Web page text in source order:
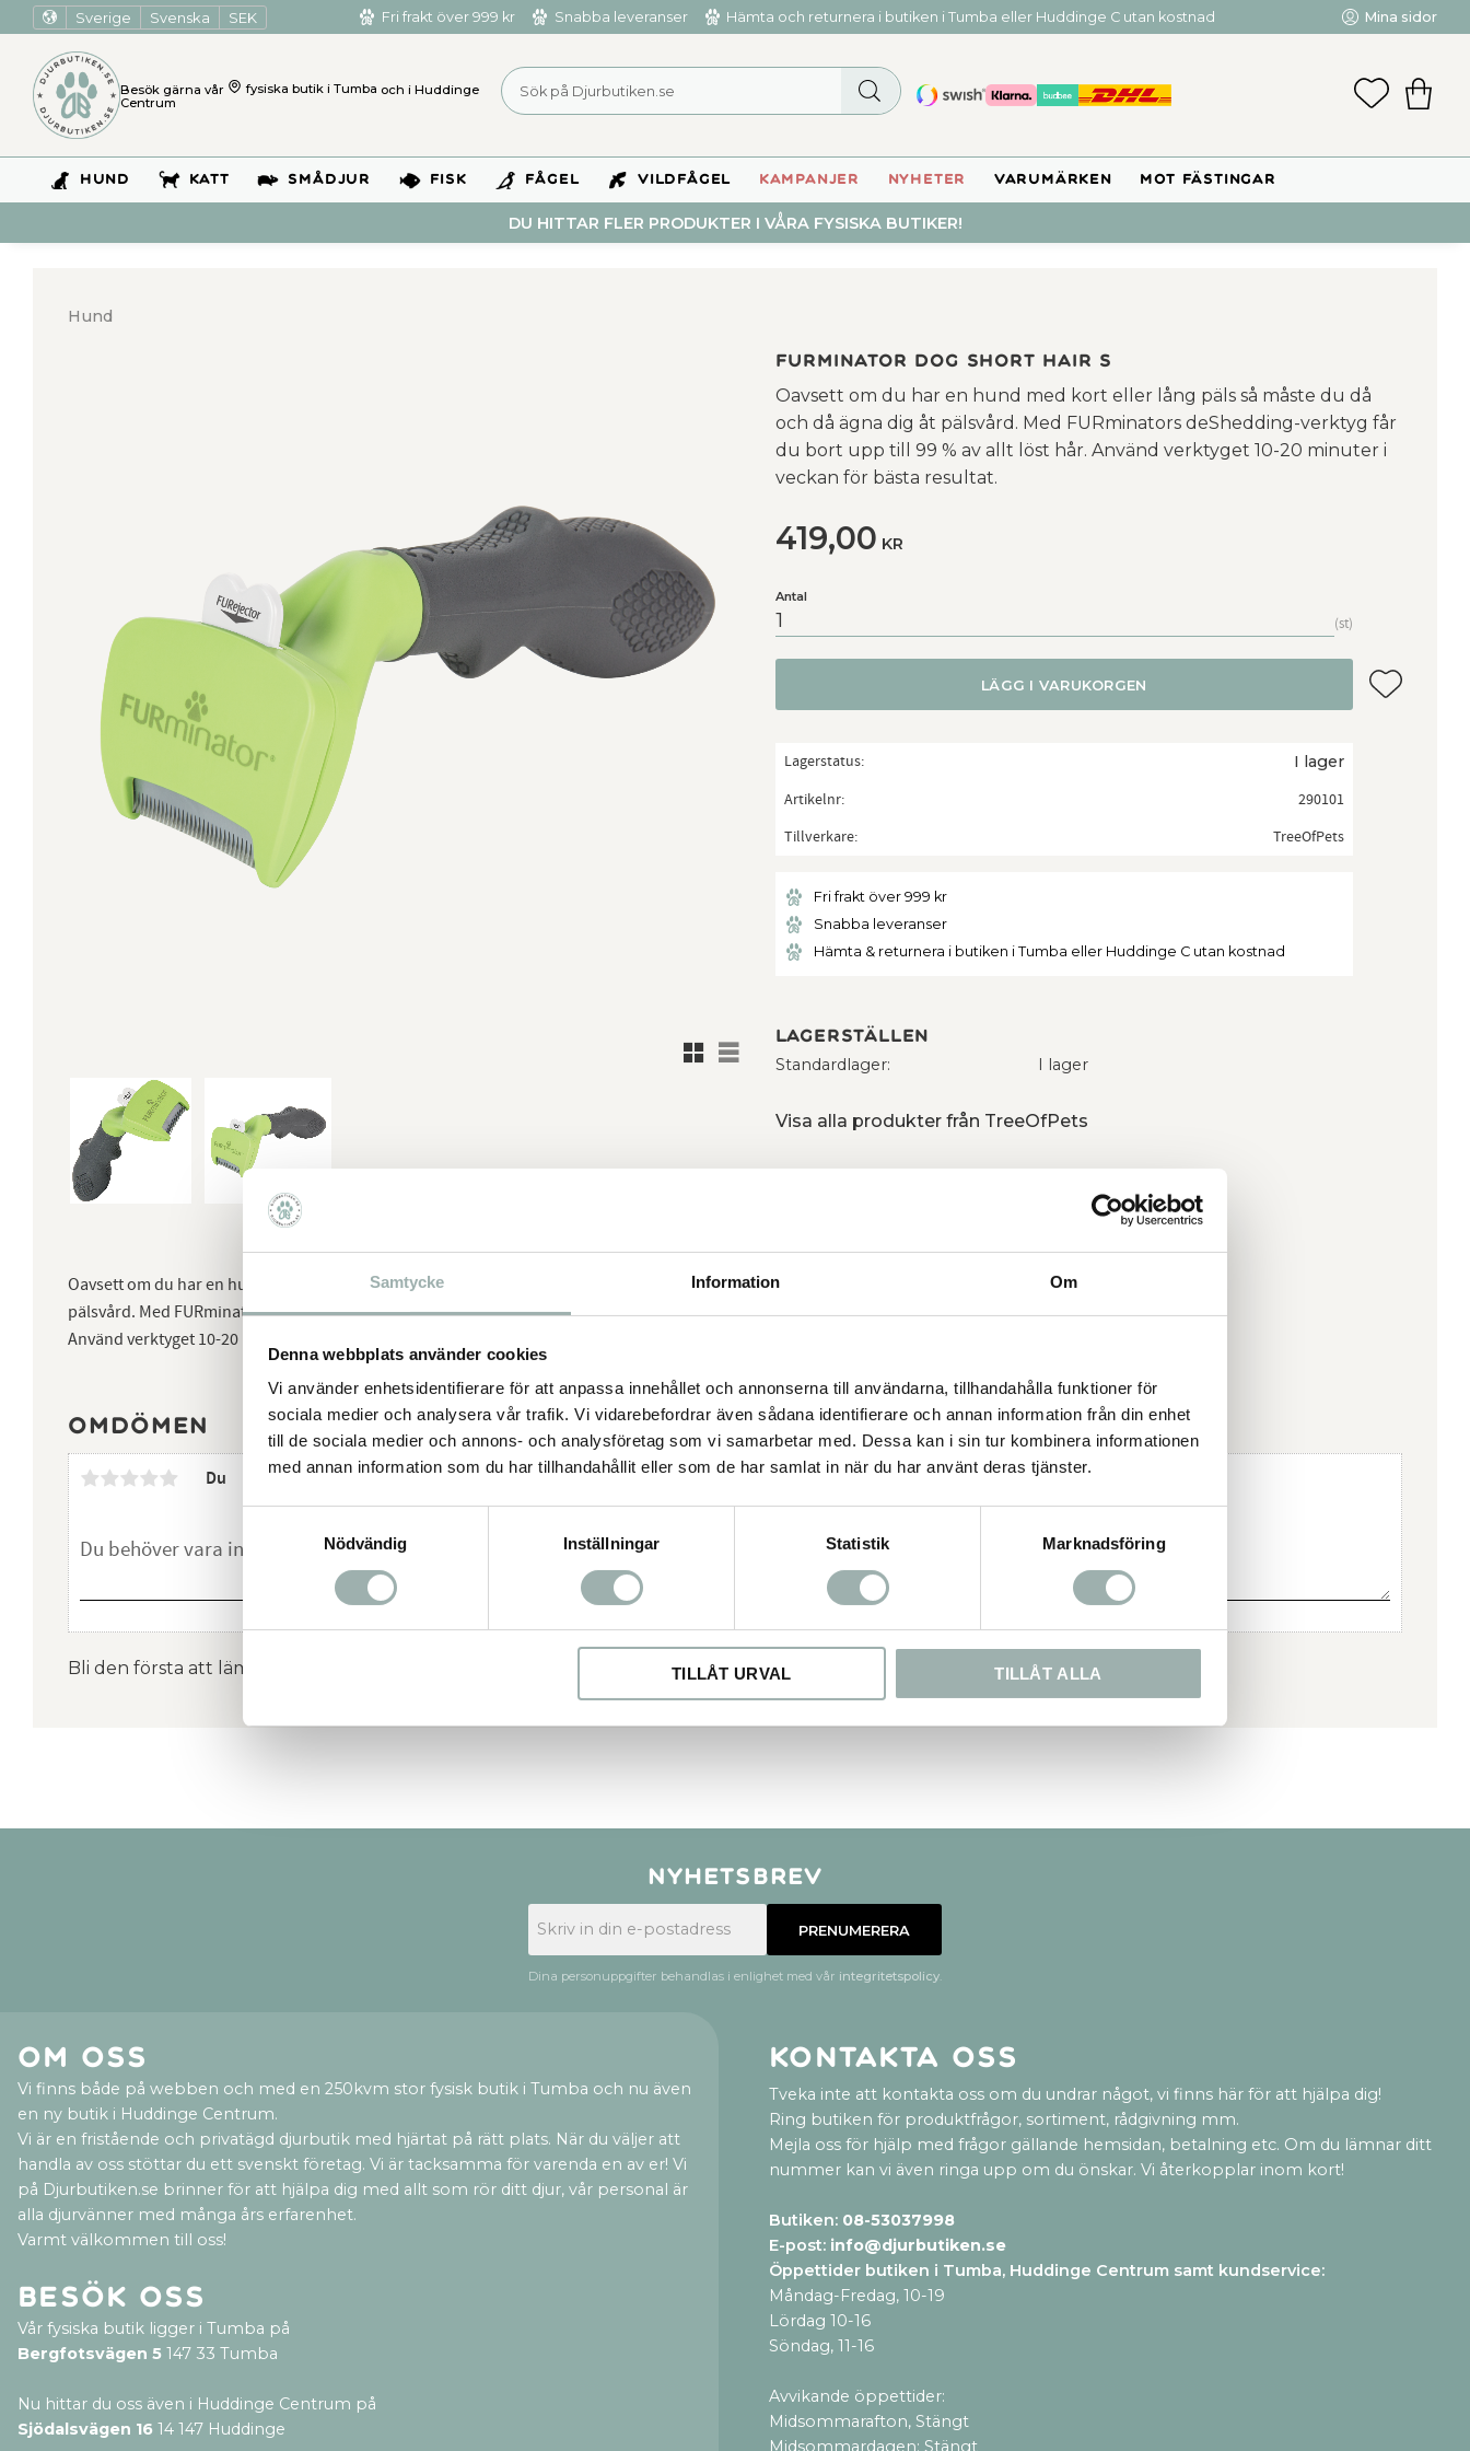
Samtycke Information Om
Denna webbplats använder cookies
Vi använder enhetsidentifierare för att anpassa innehållet och annonserna till användarna, tillhandahålla funktioner för
sociala medier och analysera vår trafik. Vi vidarebefordrar även sådana identifierare och annan information från din enhet
till de sociala medier och annons- och analysföretag som vi samarbetar med. Dessa kan i sin tur kombinera informationen
med annan information som du har tillhandahållit eller som de har samlat in när du har använt deras tjänster.
Nödvändig
Inställningar Statistik Marknadsföring
TILLÅT URVAL TILLÅT ALLA
Sverige Svenska SEK Fri frakt över 999 kr Snabba leveranser Hämta och returnera i butiken i Tumba eller Huddinge C utan kostnad Mina sidor
Besök gärna vår fysiska butik i Tumba och i Huddinge
Centrum
HUND KATT SMÅDJUR FISK FÅGEL VILDFÅGEL KAMPANJER NYHETER VARUMÄRKEN MOT FÄSTINGAR
DU HITTAR FLER PRODUKTER I VÅRA FYSISKA BUTIKER!
Hund
Furminator Dog Short Hair S
Oavsett om du har en hund med kort eller lång päls så måste du då
och då ägna dig åt pälsvård. Med FURminators deShedding-verktyg får
du bort upp till 99 % av allt löst hår. Använd verktyget 10-20 minuter i
veckan för bästa resultat.
Rutnätsvy
Listvy
419,00 KR
Antal
st
LÄGG I VARUKORGEN Lägg till i
Lagerstatus I lager
Artikelnr
290101
Tillverkare
TreeOfPets
Fri frakt över 999 kr
Snabba leveranser
Hämta & returnera i butiken i Tumba eller Huddinge C utan kostnad
Lagerställen
Standardlager I lager
Visa alla produkter från TreeOfPets
Oavsett om du har en hund med kort eller lång päls så måste du då och då ägna dig åt
pälsvård. Med FURminators deShedding-verktyg får du bort upp till 99 % av allt löst hår.
Använd verktyget 10-20 minuter i veckan för bästa resultat.
Omdömen
Du
Bli den första att lämna ett omdöme.
Nyhetsbrev
PRENUMERERA
Dina personuppgifter behandlas i enlighet med vår integritetspolicy.
Om oss
Vi finns både på webben och med en 250kvm stor fysisk butik i Tumba och nu även
en ny butik i Huddinge Centrum.
Vi är en fristående och privatägd djurbutik med hjärtat på rätt plats. När du väljer att
handla av oss stöttar du ett svenskt företag. Vi är tacksamma för varenda en av er! Vi
på Djurbutiken.se brinner för att hjälpa dig med allt som rör ditt djur, vår personal är
alla djurvänner med många års erfarenhet.
Varmt välkommen till oss!
Besök oss
Vår fysiska butik ligger i Tumba på
Bergfotsvägen 5 147 33 Tumba
Nu hittar du oss även i Huddinge Centrum på
Sjödalsvägen 16 14 147 Huddinge
Kontakta oss
Tveka inte att kontakta oss om du undrar något, vi finns här för att hjälpa dig!
Ring butiken för produktfrågor, sortiment, rådgivning mm.
Mejla oss för hjälp med frågor gällande hemsidan, betalning etc. Om du lämnar ditt
nummer kan vi även ringa upp om du önskar. Vi återkopplar inom kort!
Butiken: 08-53037998
E-post: info@djurbutiken.se
Öppettider butiken i Tumba, Huddinge Centrum samt kundservice:
Måndag-Fredag, 10-19
Lördag 10-16
Söndag, 11-16
Avvikande öppettider:
Midsommarafton, Stängt
Midsommardagen: Stängt